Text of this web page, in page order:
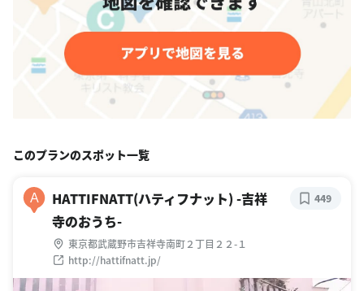
このプランのスポット一覧
A
HATTIFNATT(ハティフナット) -吉祥
寺のおうち-
東京都武蔵野市吉祥寺南町２丁目２２-１
http://hattifnatt.jp/
449